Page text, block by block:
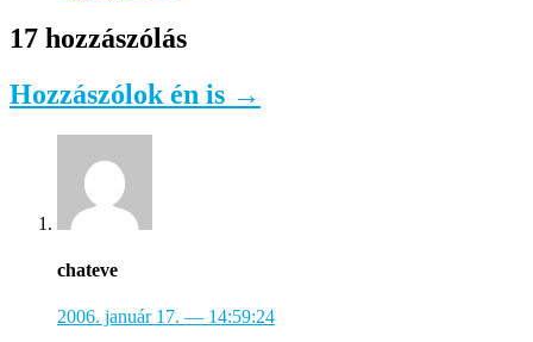
17 hozzászólás
Hozzászólok én is →
chateve
2006. január 17. — 14:59:24